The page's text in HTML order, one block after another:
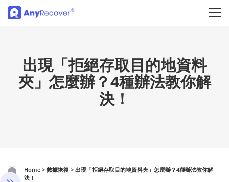
出現「拒絕存取目的地資料
夾」怎麼辦？4種辦法教你解
決！
Home > 數據恢復 > 出現「拒絕存取目的地資料夾」怎麼辦？4種辦法教你解
決！